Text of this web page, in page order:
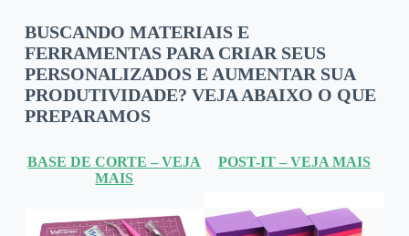
BUSCANDO MATERIAIS E
FERRAMENTAS PARA CRIAR SEUS
PERSONALIZADOS E AUMENTAR SUA
PRODUTIVIDADE? VEJA ABAIXO O QUE
PREPARAMOS
BASE DE CORTE – VEJA
MAIS
POST-IT – VEJA MAIS